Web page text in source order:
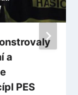
a
PES